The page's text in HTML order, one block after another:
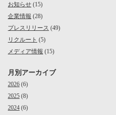
お知らせ (15)
企業情報 (28)
プレスリリース (49)
リクルート (5)
メディア情報 (15)
月別アーカイブ
2026 (6)
2025 (8)
2024 (6)